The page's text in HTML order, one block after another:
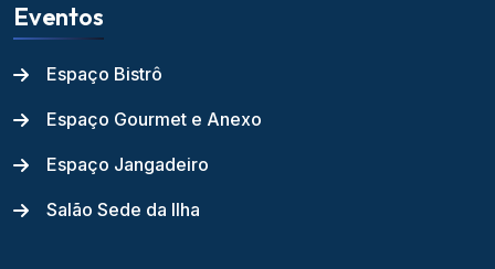
Eventos
Espaço Bistrô
Espaço Gourmet e Anexo
Espaço Jangadeiro
Salão Sede da Ilha